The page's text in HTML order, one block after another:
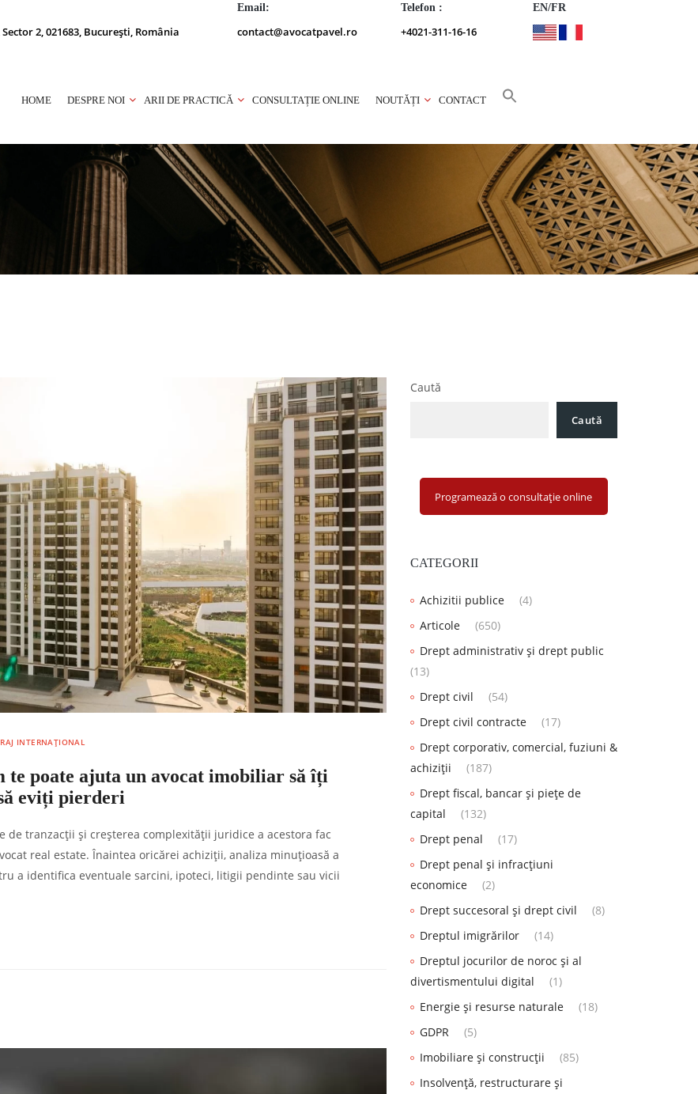
2, 021683, București, România
Email:
contact@avocatpavel.ro
Telefon :
+4021-311-16-16
EN/FR
HOME DESPRE NOI ARII DE PRACTICĂ CONSULTAȚIE ONLINE NOUTĂȚI CONTACT
INTERNAȚIONAL
poate ajuta un avocat imobiliar să îți
eviți pierderi
tranzacții și creșterea complexității juridice a acestora fac
real estate. Înaintea oricărei achiziții, analiza minuțioasă a
a identifica eventuale sarcini, ipoteci, litigii pendinte sau vicii
Caută
Caută
Programează o consultație online
CATEGORII
Achizitii publice
(4)
Articole
(650)
Drept administrativ și drept public
(13)
Drept civil
(54)
Drept civil contracte
(17)
Drept corporativ, comercial, fuziuni &
achiziții
(187)
Drept fiscal, bancar și piețe de
capital
(132)
Drept penal
(17)
Drept penal și infracțiuni
economice
(2)
Drept succesoral și drept civil
(8)
Dreptul imigrărilor
(14)
Dreptul jocurilor de noroc și al
divertismentului digital
(1)
Energie și resurse naturale
(18)
GDPR
(5)
Imobiliare și construcții
(85)
Insolvență, restructurare și